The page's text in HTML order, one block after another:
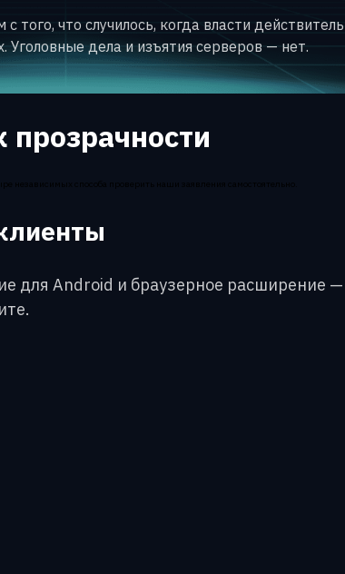
того, что случилось, когда власти
Уголовные дела и изъятия серверов — нет.
прозрачности
независимых способа проверить наши заявления самостоятельно.
для Android и браузерное расширение —